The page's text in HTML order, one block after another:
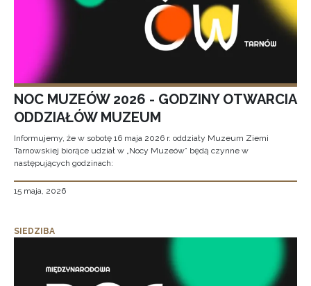
NOC MUZEÓW 2026 - GODZINY OTWARCIA
ODDZIAŁÓW MUZEUM
Informujemy, że w sobotę 16 maja 2026 r. oddziały Muzeum Ziemi
Tarnowskiej biorące udział w „Nocy Muzeów” będą czynne w
następujących godzinach:
15 maja, 2026
SIEDZIBA